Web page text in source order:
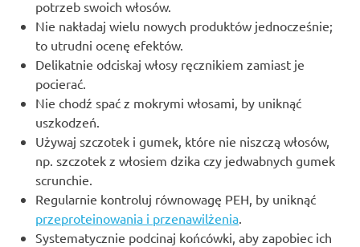
potrzeb swoich włosów.
Nie nakładaj wielu nowych produktów jednocześnie;
to utrudni ocenę efektów.
Delikatnie odciskaj włosy ręcznikiem zamiast je
pocierać.
Nie chodź spać z mokrymi włosami, by uniknąć
uszkodzeń.
Używaj szczotek i gumek, które nie niszczą włosów,
np. szczotek z włosiem dzika czy jedwabnych gumek
scrunchie.
Regularnie kontroluj równowagę PEH, by uniknąć
przeproteinowania i przenawilżenia.
Systematycznie podcinaj końcówki, aby zapobiec ich